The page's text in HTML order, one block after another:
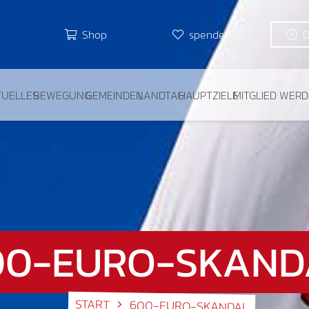
Shop spenden
BEWEGUNGGEMEINDENLANDTAGHAUPTZIELEMITGLIED
EURO-
START